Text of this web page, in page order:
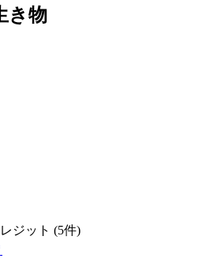
き物
ジット (5件)